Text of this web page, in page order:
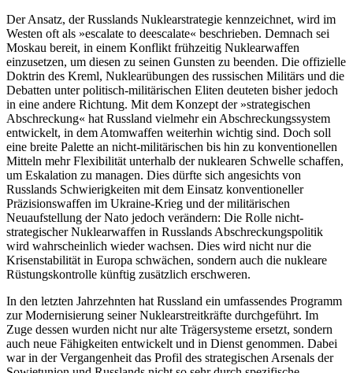
Der Ansatz, der Russlands Nuklearstrategie kennzeichnet, wird im
Westen oft als »escalate to deescalate« beschrieben. Demnach sei
Moskau bereit, in einem Konflikt frühzeitig Nuklearwaffen
einzusetzen, um diesen zu seinen Gunsten zu beenden. Die offizielle
Doktrin des Kreml, Nuklearübungen des russischen Militärs und die
Debat­ten unter politisch-militärischen Eliten deuteten bisher jedoch
in eine andere Rich­tung. Mit dem Konzept der »strategischen
Abschreckung« hat Russland vielmehr ein Abschreckungssystem
entwickelt, in dem Atomwaffen weiterhin wichtig sind. Doch soll
eine breite Palette an nicht-militärischen bis hin zu konventionellen
Mitteln mehr Flexibilität unterhalb der nuklearen Schwelle schaffen,
um Eskalation zu managen. Dies dürfte sich angesichts von
Russlands Schwierigkeiten mit dem Einsatz konven­tio­neller
Präzisionswaffen im Ukraine-Krieg und der militärischen
Neuaufstellung der Nato jedoch verändern: Die Rolle nicht-
strategischer Nuklearwaffen in Russlands Abschreckungspolitik
wird wahrscheinlich wieder wachsen. Dies wird nicht nur die
Krisenstabilität in Europa schwächen, sondern auch die nukleare
Rüstungskontrolle künftig zusätzlich erschweren.
In den letzten Jahrzehnten hat Russland ein umfassendes Programm
zur Modernisierung seiner Nuklearstreitkräfte durch­geführt. Im
Zuge dessen wurden nicht nur alte Trägersysteme ersetzt, sondern
auch neue Fähigkeiten entwickelt und in Dienst genommen. Dabei
war in der Vergangenheit das Profil des strategischen Arsenals der